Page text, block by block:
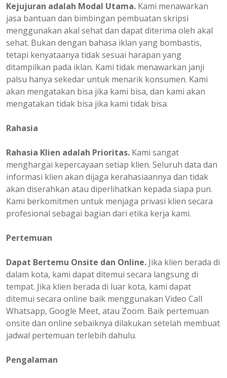
Kejujuran adalah Modal Utama. Kami menawarkan
jasa bantuan dan bimbingan pembuatan skripsi
menggunakan akal sehat dan dapat diterima oleh akal
sehat. Bukan dengan bahasa iklan yang bombastis,
tetapi kenyataanya tidak sesuai harapan yang
ditampilkan pada iklan. Kami tidak menawarkan janji
palsu hanya sekedar untuk menarik konsumen. Kami
akan mengatakan bisa jika kami bisa, dan kami akan
mengatakan tidak bisa jika kami tidak bisa.
Rahasia
Rahasia Klien adalah Prioritas. Kami sangat
menghargai kepercayaan setiap klien. Seluruh data dan
informasi klien akan dijaga kerahasiaannya dan tidak
akan diserahkan atau diperlihatkan kepada siapa pun.
Kami berkomitmen untuk menjaga privasi klien secara
profesional sebagai bagian dari etika kerja kami.
Pertemuan
Dapat Bertemu Onsite dan Online. Jika klien berada di
dalam kota, kami dapat ditemui secara langsung di
tempat. Jika klien berada di luar kota, kami dapat
ditemui secara online baik menggunakan Video Call
Whatsapp, Google Meet, atau Zoom. Baik pertemuan
onsite dan online sebaiknya dilakukan setelah membuat
jadwal pertemuan terlebih dahulu.
Pengalaman